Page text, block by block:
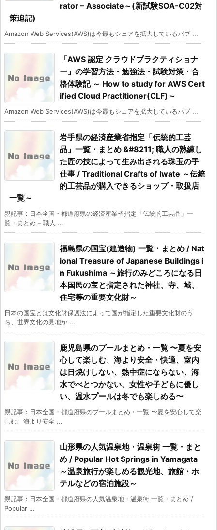
rator – Associate～(新試験SOA-C02対
策追記)
Amazon Web Services(AWS)は今最もシェアを拡大しているパブ ...
「AWS 認定 クラウドプラクティショナ
ー」の学習方法・勉強法・試験対策・合
格体験記 ～ How to study for AWS Cert
ified Cloud Practitioner(CLF)～
Amazon Web Services(AWS)は今最もシェアを拡大しているパブ ...
岩手県の経済産業省指定「伝統的工芸
品」一覧・まとめ &#8211; 職人の熟練し
た匠の技によって生み出される珠玉の手
仕事 / Traditional Crafts of Iwate ～伝統
的工芸品が購入できるショップ・取扱店
一覧～
親記事：日本全国・都道府県の経済産業省指定「伝統的工芸品」一
覧・まとめ – 職人 ...
福島県の国宝(建造物) 一覧・まとめ / Nat
ional Treasure of Japanese Buildings i
n Fukushima ～旅行のみどころになる日
本国民の宝と指定された神社、寺、城、
住宅等の重要文化財～
日本の国宝とは文化財保護法によって国が指定した重要文化財のう
ち、世界文化の見地か ...
鹿児島県のプールまとめ・一覧 〜夏を安
心して楽しむ、海より安全・快適、室内
は日焼けしない、熱中症にならない、海
水でべとつかない、女性や子どもに優し
い、温水プールは冬でも楽しめる〜
親記事：日本全国・都道府県のプールまとめ・一覧 〜夏を安心して楽
しむ、海より安全 ...
山形県の人気温泉地・温泉街 一覧・まと
め / Popular Hot Springs in Yamagata
～温泉旅行が楽しめる観光地、旅館・ホ
テルなどの宿泊施設～
親記事：日本全国・都道府県の人気温泉地・温泉街 一覧・まとめ /
Popular ...